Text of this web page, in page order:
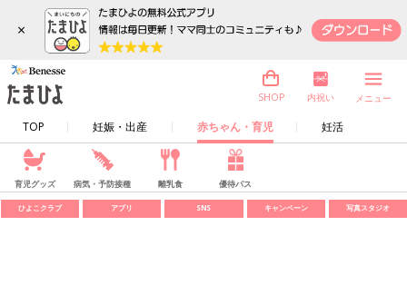
×
TOP 妊娠・出産 赤ちゃん・育児 妊活
SHOP 内祝い メニュー
育児グッズ 病気・予防接種 離乳食 優待パス
ひよこクラブ アプリ SNS キャンペーン 写真スタジオ